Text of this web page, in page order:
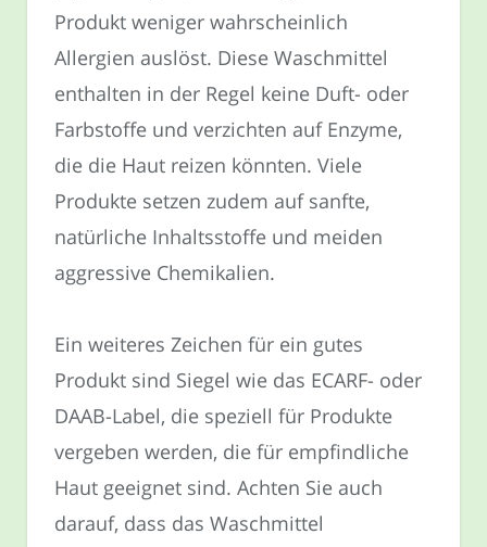
Produkt weniger wahrscheinlich
Allergien auslöst. Diese Waschmittel
enthalten in der Regel keine Duft- oder
Farbstoffe und verzichten auf Enzyme,
die die Haut reizen könnten. Viele
Produkte setzen zudem auf sanfte,
natürliche Inhaltsstoffe und meiden
aggressive Chemikalien.
Ein weiteres Zeichen für ein gutes
Produkt sind Siegel wie das ECARF- oder
DAAB-Label, die speziell für Produkte
vergeben werden, die für empfindliche
Haut geeignet sind. Achten Sie auch
darauf, dass das Waschmittel